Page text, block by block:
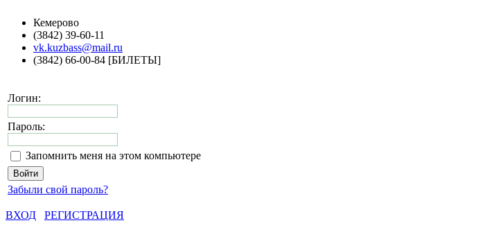
Кемерово
(3842) 39-60-11
vk.kuzbass@mail.ru
(3842) 66-00-84 [БИЛЕТЫ]
Логин:
Пароль:
Запомнить меня на этом компьютере
Забыли свой пароль?
ВХОД
РЕГИСТРАЦИЯ